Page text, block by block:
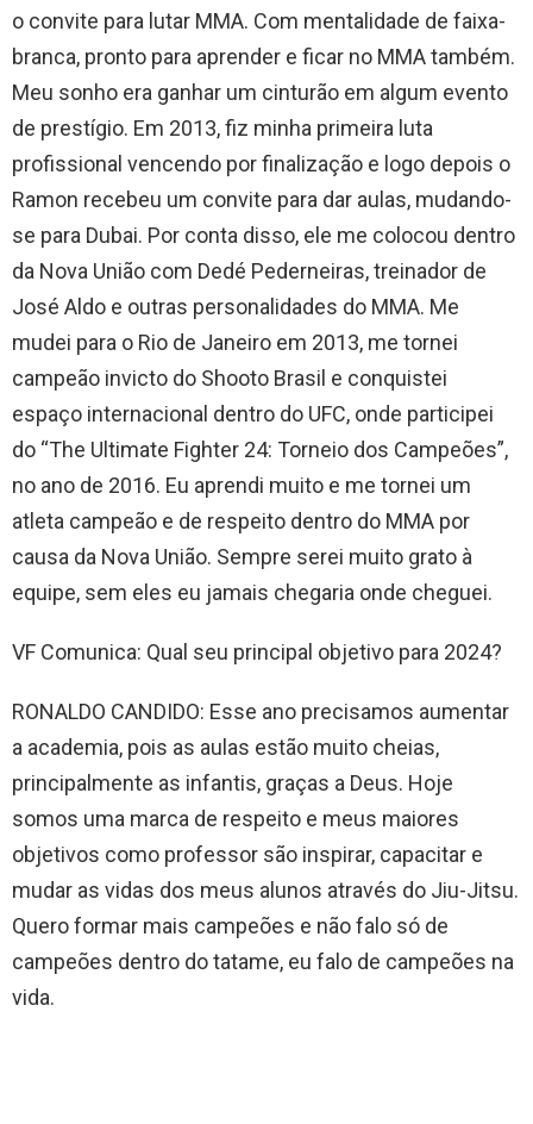
o convite para lutar MMA. Com mentalidade de faixa-
branca, pronto para aprender e ficar no MMA também.
Meu sonho era ganhar um cinturão em algum evento
de prestígio. Em 2013, fiz minha primeira luta
profissional vencendo por finalização e logo depois o
Ramon recebeu um convite para dar aulas, mudando-
se para Dubai. Por conta disso, ele me colocou dentro
da Nova União com Dedé Pederneiras, treinador de
José Aldo e outras personalidades do MMA. Me
mudei para o Rio de Janeiro em 2013, me tornei
campeão invicto do Shooto Brasil e conquistei
espaço internacional dentro do UFC, onde participei
do “The Ultimate Fighter 24: Torneio dos Campeões”,
no ano de 2016. Eu aprendi muito e me tornei um
atleta campeão e de respeito dentro do MMA por
causa da Nova União. Sempre serei muito grato à
equipe, sem eles eu jamais chegaria onde cheguei.
VF Comunica: Qual seu principal objetivo para 2024?
RONALDO CANDIDO: Esse ano precisamos aumentar
a academia, pois as aulas estão muito cheias,
principalmente as infantis, graças a Deus. Hoje
somos uma marca de respeito e meus maiores
objetivos como professor são inspirar, capacitar e
mudar as vidas dos meus alunos através do Jiu-Jitsu.
Quero formar mais campeões e não falo só de
campeões dentro do tatame, eu falo de campeões na
vida.